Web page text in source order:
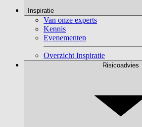
Inspiratie
Van onze experts
Kennis
Evenementen
Overzicht Inspiratie
Risicoadvies